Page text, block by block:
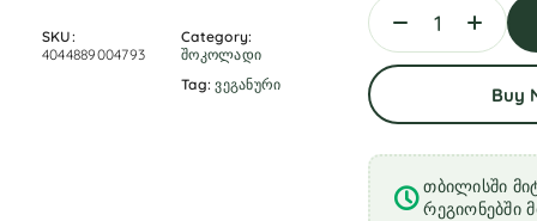
SKU:
4044889004793
Category:
შოკოლადი
Tag:ვეგანური Buy
თბილისში
რეგიონებში